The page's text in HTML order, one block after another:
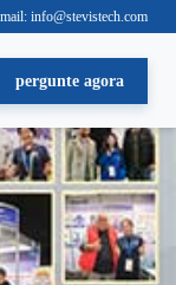
info@stevistech.com
pergunte agora